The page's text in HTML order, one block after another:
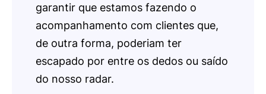
garantir que estamos fazendo o
acompanhamento com clientes que,
de outra forma, poderiam ter
escapado por entre os dedos ou saído
do nosso radar.